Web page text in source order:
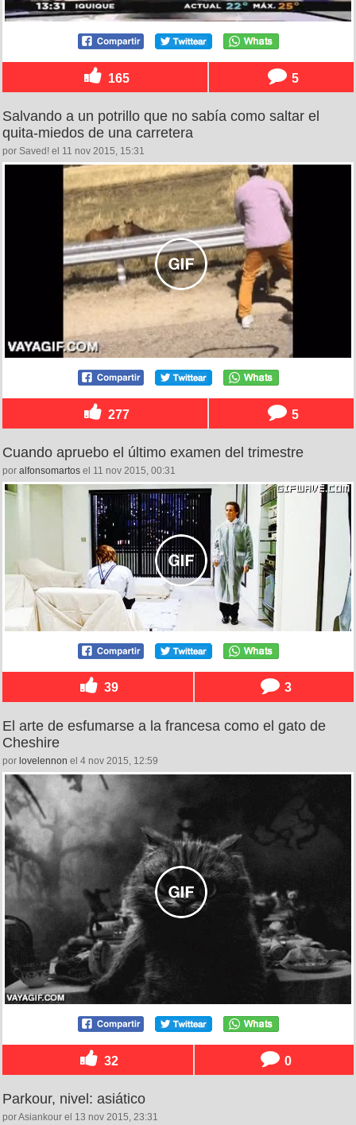
165 5
Salvando a un potrillo que no sabía como saltar el
quita-miedos de una carretera
por Saved! el 11 nov 2015, 15:31
277 5
Cuando apruebo el último examen del trimestre
por alfonsomartos el 11 nov 2015, 00:31
39 3
El arte de esfumarse a la francesa como el gato de
Cheshire
por lovelennon el 4 nov 2015, 12:59
32 0
Parkour, nivel: asiático
por Asiankour el 13 nov 2015, 23:31